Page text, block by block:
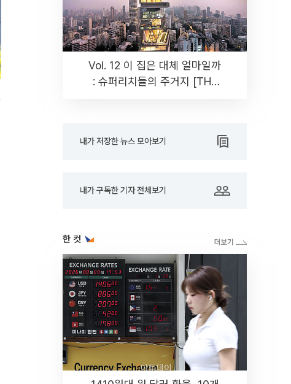
Vol. 12 이 집은 대체 얼마일까
: 슈퍼리치들의 주거지 [THE
내가 저장한 뉴스 모아보기
내가 구독한 기자 전체보기
한 컷